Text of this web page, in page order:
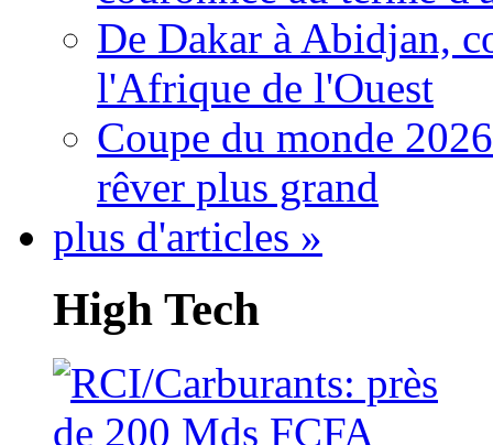
De Dakar à Abidjan,
l'Afrique de l'Ouest
Coupe du monde
rêver plus grand
plus d'articles »
High Tech